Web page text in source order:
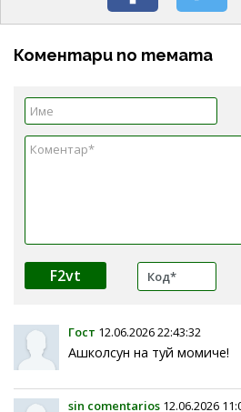
Коментари по темата
F2vt
Гост 12.06.2026 22:43:32
Ашколсун на туй момиче!
sin comentarios 12.06.2026